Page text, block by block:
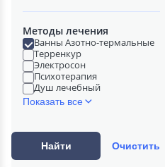
Методы лечения
Ванны Азотно-термальные
Терренкур
Электросон
Психотерапия
Душ лечебный
Показать все
Найти Очистить